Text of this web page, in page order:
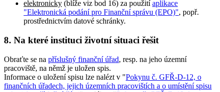
elektronicky (blíže viz bod 16) za použitíaplikace
"Elektronická podání pro Finanční správu (EPO)", popř.
prostřednictvím datové schránky.
8. Na které instituci životní situaci řešit
Obraťte se na příslušný finanční úřad, resp. na jeho územní
pracoviště, na němž je uložen spis.
Informace o uložení spisu lze nalézt v "Pokynu č. GFŘ-D-12, o
finančních úřadech, jejich územních pracovištích a o umístění spisu